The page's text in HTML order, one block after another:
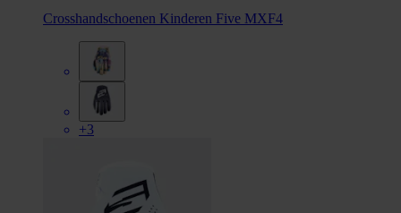
Crosshandschoenen Kinderen Five MXF4
+3